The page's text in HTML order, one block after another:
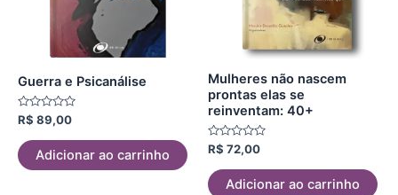
Guerra e Psicanálise
Avaliação
0
de
5
R$ 89,00
Adicionar ao carrinho
Mulheres não nascem
prontas elas se
reinventam: 40+
Avaliação
0
de
5
R$ 72,00
Adicionar ao carrinho